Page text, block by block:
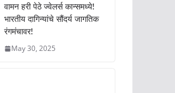
वामन हरी पेठे ज्वेलर्स कान्समध्ये!
भारतीय दागिन्यांचे सौंदर्य जागतिक
रंगमंचावर!
May 30, 2025